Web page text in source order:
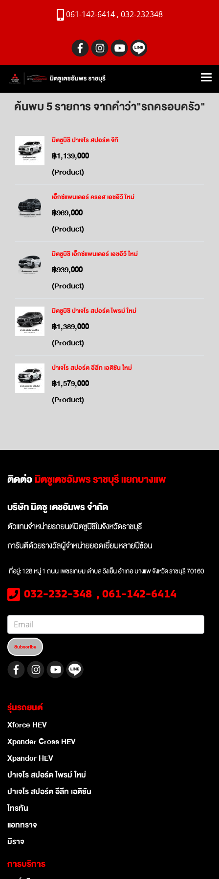
061-142-6414 , 032-232348
ค้นพบ 5 รายการ จากคำว่า"รถครอบครัว"
มิตซูบิชิ ปาเจโร สปอร์ต จีที
฿1,139,000
(Product)
เอ็กซ์แพนเดอร์ ครอส เอชอีวี ใหม่
฿969,000
(Product)
มิตซูบิชิ เอ็กซ์แพนเดอร์ เอชอีวี ใหม่
฿939,000
(Product)
มิตซูบิชิ ปาเจโร สปอร์ต ไพรม์ ใหม่
฿1,389,000
(Product)
ปาเจโร สปอร์ต อีลีท เอดิชัน ใหม่
฿1,579,000
(Product)
ติดต่อมิตซูเตชอัมพร ราชบุรี แยกบางแพ
บริษัท มิตซู เตชอัมพร จำกัด
ตัวแทนจำหน่ายรถยนต์มิตซูบิชิในจังหวัดราชบุรี
การันตีด้วยรางวัลผู้จำหน่ายยอดเยี่ยมหลายปีซ้อน
ที่อยู่: 128 หมู่1 ถนน เพชรเกษม ตำบล วังเย็นอำเภอ บางแพ จังหวัดราชบุรี 70160
032-232-348 , 061-142-6414
Subscribe
รุ่นรถยนต์
Xforce HEV
Xpander Cross HEV
Xpander HEV
ปาเจโร สปอร์ต ไพรม์ ใหม่
ปาเจโร สปอร์ต อีลีท เอดิชัน
ไทรทัน
แอททราจ
มิราจ
การบริการ